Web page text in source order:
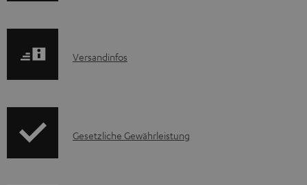
u
A
I
r
Versandinfos
IGesetzliche Gewährleistung